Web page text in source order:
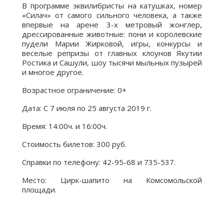
В программе эквилибристы на катушках, номер
«Силач» от самого сильного человека, а также
впервые на арене 3-х метровый жонглер,
дрессированные животные: пони и королевские
пудели Марии Жирковой, игры, конкурсы и
веселые репризы от главных клоунов Якутии
Ростика и Сашули, шоу тысячи мыльных пузырей
и многое другое.
Возрастное ограничение: 0+
Дата: С 7 июля по 25 августа 2019 г.
Время: 14:00ч. и 16:00ч.
Стоимость билетов: 300 руб.
Справки по телефону: 42-95-68 и 735-537.
Место: Цирк-шапито на Комсомольской
площади.